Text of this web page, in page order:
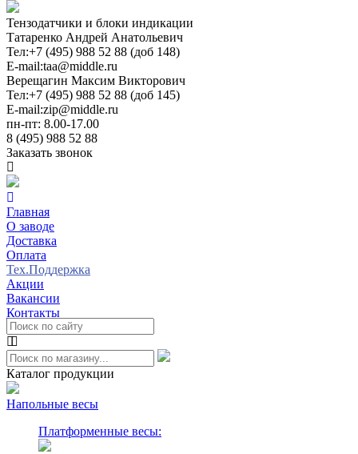
Тензодатчики и блоки индикации
Татаренко Андрей Анатольевич
Тел:+7 (495) 988 52 88 (доб 148)
E-mail:taa@middle.ru
Верещагин Максим Викторович
Тел:+7 (495) 988 52 88 (доб 145)
E-mail:zip@middle.ru
пн-пт: 8.00-17.00
8 (495) 988 52 88
Заказать звонок
Главная
О заводе
Доставка
Оплата
Тех.Поддержка
Акции
Вакансии
Контакты
Каталог продукции
Напольные весы
Платформенные весы: